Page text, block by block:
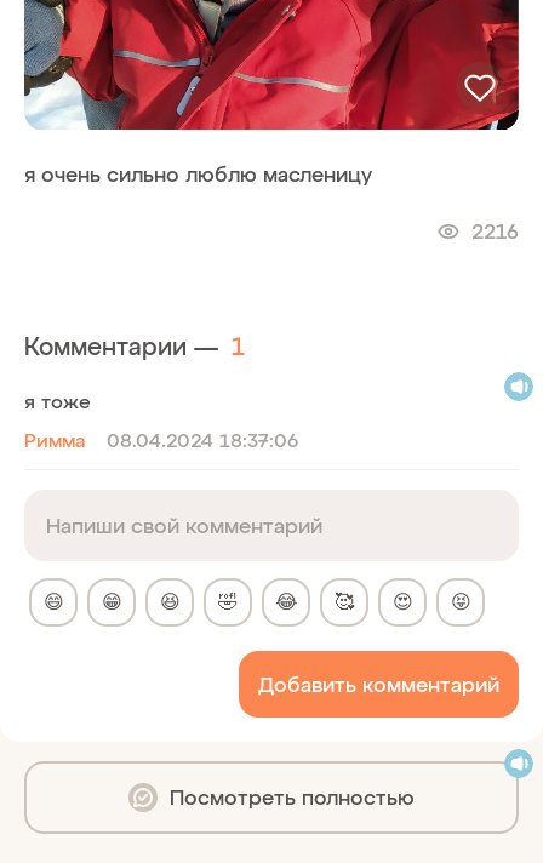
я очень сильно люблю масленицу
2216
Комментарии — 1
я тоже
Римма
08.04.2024 18:37:06
😄 😁 😆 🤣 😂 🥰 😍 😝
Добавить комментарий
Посмотреть полностью